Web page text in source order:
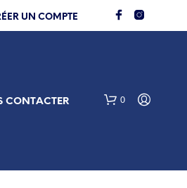
UN COMPTE
CONTACTER 0